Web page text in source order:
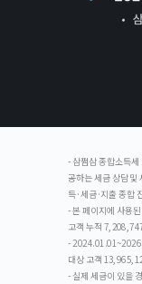
- 삼쩜삼 종합소득세
공하는 세금 상담 및
득·세금·지출 종합
- 본 페이지에 사용
고객 누적
-
대상 고객
- 실제 세금이 있을